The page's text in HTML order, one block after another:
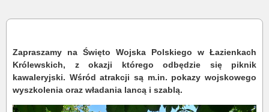
Zapraszamy na Święto Wojska Polskiego w Łazienkach
Królewskich, z okazji którego odbędzie się piknik
kawaleryjski. Wśród atrakcji są m.in. pokazy wojskowego
wyszkolenia oraz władania lancą i szablą.